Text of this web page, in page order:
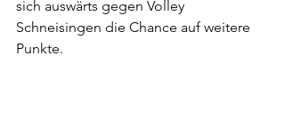
sich auswärts gegen Volley
Schneisingen die Chance auf weitere
Punkte.